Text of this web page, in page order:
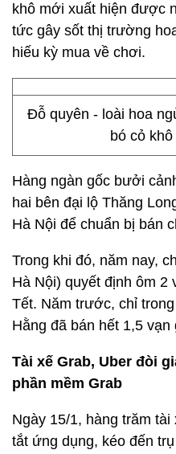
khô mới xuất hiện được
tức gây sốt thị trường
hiếu kỳ mua về chơi.
Đỗ quyên - loài hoa
bó cỏ
Hàng ngàn gốc bưởi
hai bên đại lộ Thăng
Hà Nội để chuẩn bị bán
Trong khi đó, năm nay,
Hà Nội) quyết định ôm 2
Tết. Năm trước, chỉ
Hằng đã bán hết 1,5 vạn
Tài xế Grab, Uber đòi
phần mềm Grab
Ngày 15/1, hàng trăm
tắt ứng dụng, kéo đến